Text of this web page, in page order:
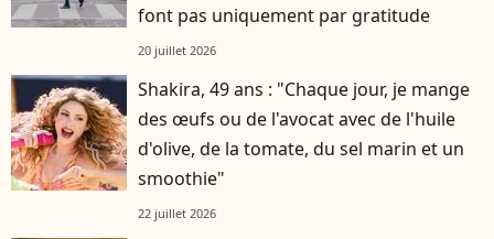
font pas uniquement par gratitude
20 juillet 2026
Shakira, 49 ans : "Chaque jour, je mange
des œufs ou de l'avocat avec de l'huile
d'olive, de la tomate, du sel marin et un
smoothie"
22 juillet 2026